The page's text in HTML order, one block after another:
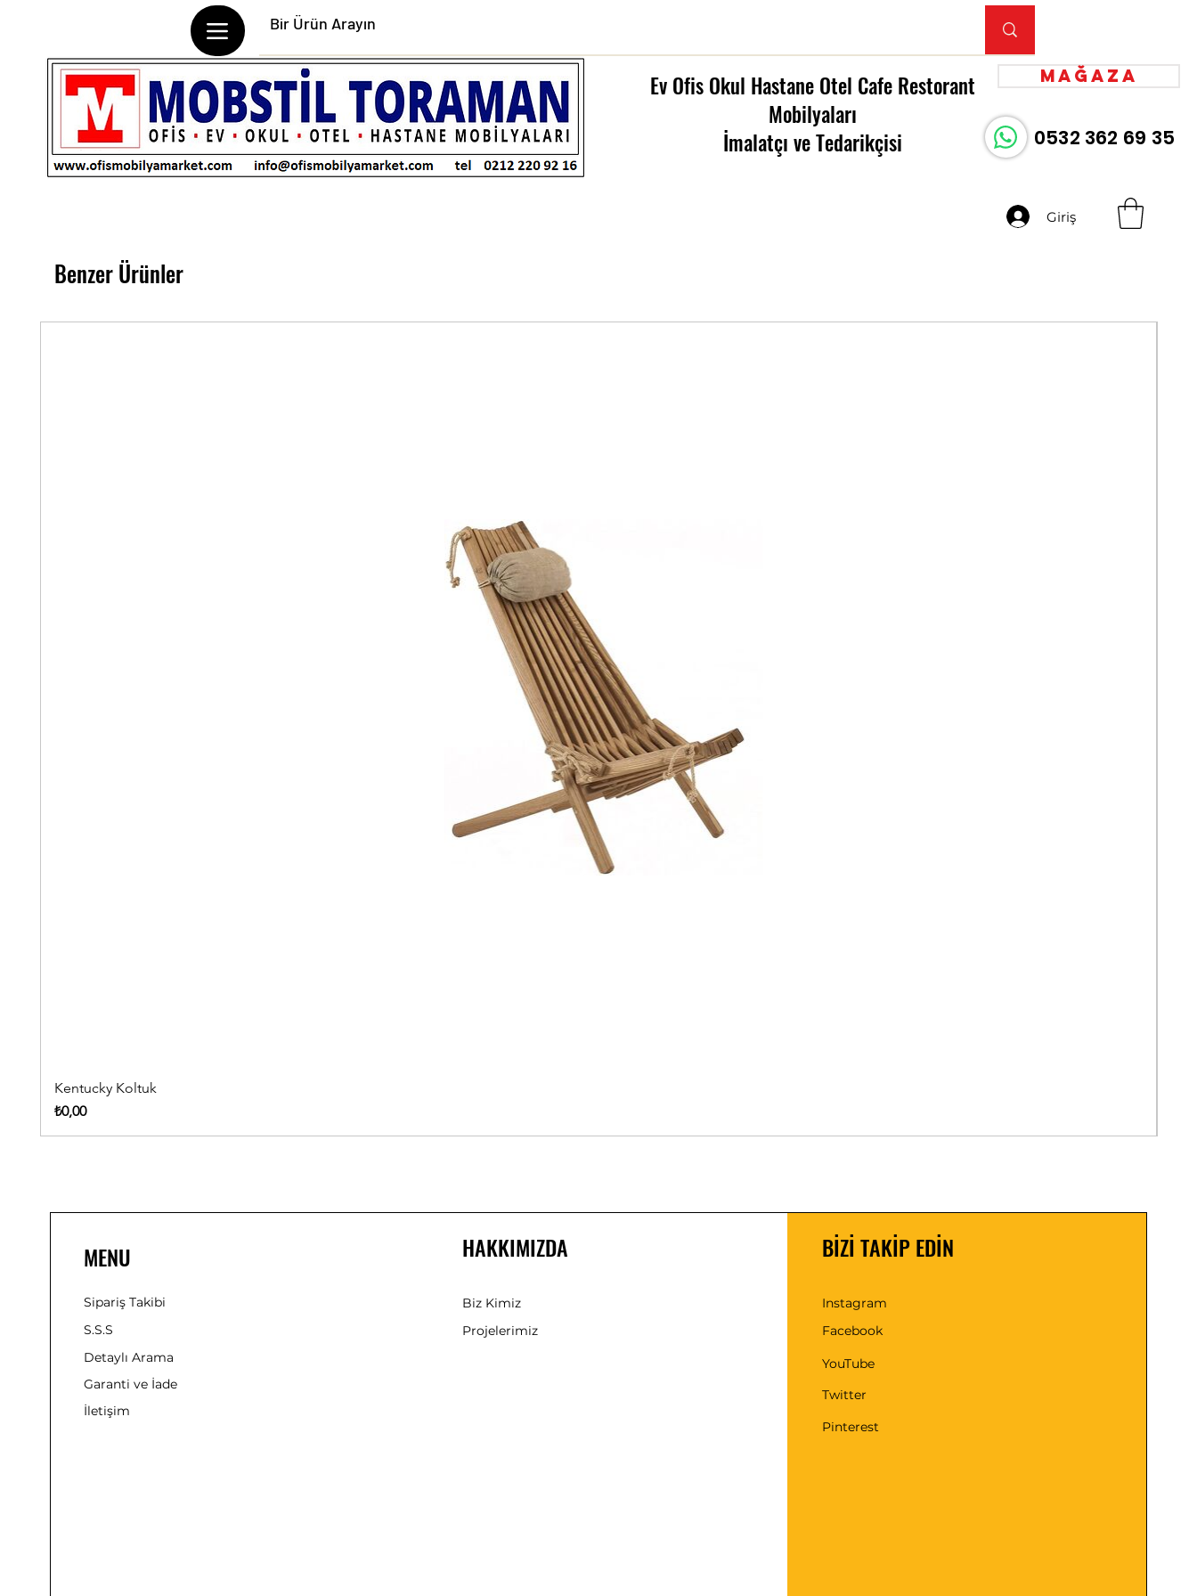
Ev Ofis Okul Hastane Otel Cafe Restorant
Mobilyaları
İmalatçı ve Tedarikçisi
Mağaza
0532 362 69 35
Giriş
Benzer Ürünler
Kentucky Koltuk
Fiyat
₺0,00
MENU
Sipariş Takibi
S.S.S
Detaylı Arama
Garanti ve İade
İletişim
HAKKIMIZDA
Biz Kimiz
Projelerimiz
BİZİ TAKİP EDİN
Instagram
Facebook
YouTube
Twitter
Pinterest